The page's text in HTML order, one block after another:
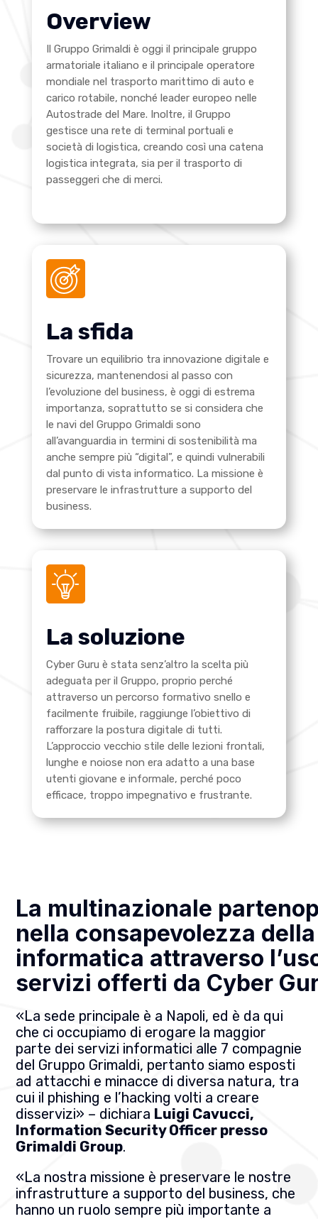
Overview
Il Gruppo Grimaldi è oggi il principale gruppo
armatoriale italiano e il principale operatore
mondiale nel trasporto marittimo di auto e
carico rotabile, nonché leader europeo nelle
Autostrade del Mare. Inoltre, il Gruppo
gestisce una rete di terminal portuali e
società di logistica, creando così una catena
logistica integrata, sia per il trasporto di
passeggeri che di merci.
La sfida
Trovare un equilibrio tra innovazione digitale e
sicurezza, mantenendosi al passo con
l’evoluzione del business, è oggi di estrema
importanza, soprattutto se si considera che
le navi del Gruppo Grimaldi sono
all’avanguardia in termini di sostenibilità ma
anche sempre più “digital”, e quindi vulnerabili
dal punto di vista informatico. La missione è
preservare le infrastrutture a supporto del
business.
La soluzione
Cyber Guru è stata senz’altro la scelta più
adeguata per il Gruppo, proprio perché
attraverso un percorso formativo snello e
facilmente fruibile, raggiunge l’obiettivo di
rafforzare la postura digitale di tutti.
L’approccio vecchio stile delle lezioni frontali,
lunghe e noiose non era adatto a una base
utenti giovane e informale, perché poco
efficace, troppo impegnativo e frustrante.
La multinazionale
nella consapevolezza
informatica attraverso
servizi offerti da Cyber
«La sede principale è a Napoli, ed è da qui
che ci occupiamo di erogare la maggior
parte dei servizi informatici alle 7 compagnie
del Gruppo Grimaldi, pertanto siamo esposti
ad attacchi e minacce di diversa natura, tra
cui il phishing e l’hacking volti a creare
disservizi» – dichiara Luigi Cavucci,
Information Security Officer presso
Grimaldi Group.
«La nostra missione è preservare le nostre
infrastrutture a supporto del business, che
hanno un ruolo sempre più importante a